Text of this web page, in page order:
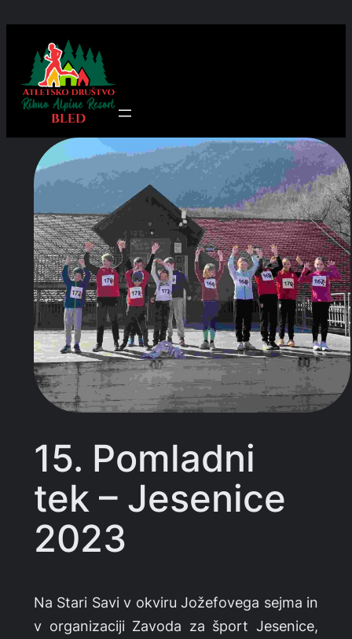
vsebino
15. Pomladni
tek – Jesenice
2023
Na Stari Savi v okviru Jožefovega sejma in
v organizaciji Zavoda za šport Jesenice,